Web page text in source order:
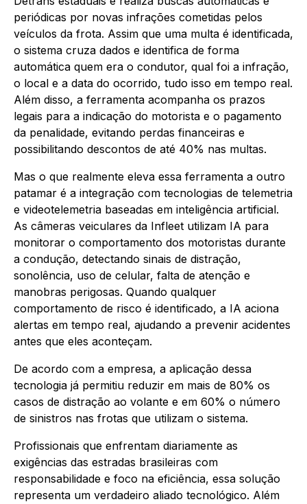
periódicas por novas infrações cometidas pelos
veículos da frota. Assim que uma multa é identificada,
o sistema cruza dados e identifica de forma
automática quem era o condutor, qual foi a infração,
o local e a data do ocorrido, tudo isso em tempo real.
Além disso, a ferramenta acompanha os prazos
legais para a indicação do motorista e o pagamento
da penalidade, evitando perdas financeiras e
possibilitando descontos de até 40% nas multas.
Mas o que realmente eleva essa ferramenta a outro
patamar é a integração com tecnologias de telemetria
e videotelemetria baseadas em inteligência artificial.
As câmeras veiculares da Infleet utilizam IA para
monitorar o comportamento dos motoristas durante
a condução, detectando sinais de distração,
sonolência, uso de celular, falta de atenção e
manobras perigosas. Quando qualquer
comportamento de risco é identificado, a IA aciona
alertas em tempo real, ajudando a prevenir acidentes
antes que eles aconteçam.
De acordo com a empresa, a aplicação dessa
tecnologia já permitiu reduzir em mais de 80% os
casos de distração ao volante e em 60% o número
de sinistros nas frotas que utilizam o sistema.
Profissionais que enfrentam diariamente as
exigências das estradas brasileiras com
responsabilidade e foco na eficiência, essa solução
representa um verdadeiro aliado tecnológico. Além